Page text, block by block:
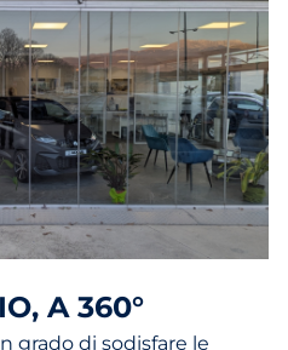
A 360°
grado di sodisfare le